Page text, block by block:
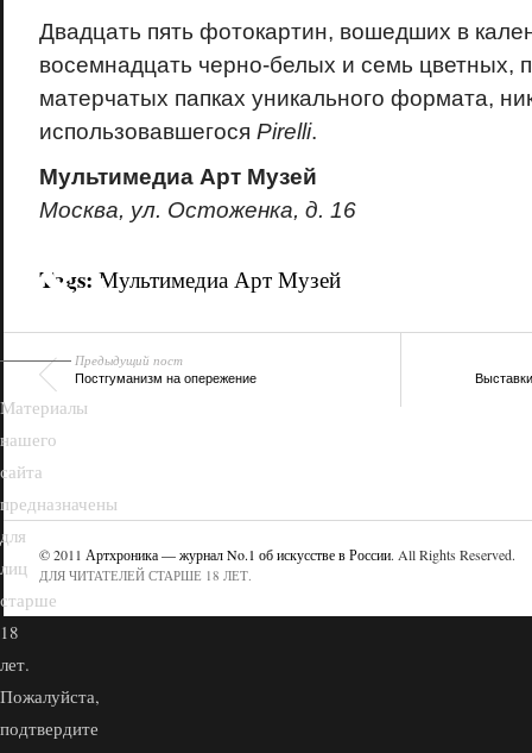
Двадцать пять фотокартин, вошедших в
восемнадцать черно-белых и семь цветных,
матерчатых папках уникального формата,
использовавшегося Pirelli.
Мультимедиа Арт Музей
Москва, ул. Остоженка, д. 16
Tags: Мультимедиа Арт Музей
Предыдущий пост
Постгуманизм на опережение
© 2011 Артхроника — журнал No.1 об искусстве в России. All Rights Reserved.
ДЛЯ ЧИТАТЕЛЕЙ СТАРШЕ 18 ЛЕТ.
18+
Материалы
нашего
сайта
предназначены
для
лиц
старше
18
лет.
Пожалуйста,
подтвердите